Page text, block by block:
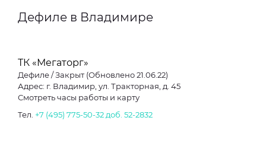
Дефиле в Владимире
ТК «Мегаторг»
Дефиле / Закрыт (Обновлено 21.06.22)
Адрес: г. Владимир, ул. Тракторная, д. 45
Смотреть часы работы и карту
Тел. +7 (495) 775-50-32 доб. 52-2832